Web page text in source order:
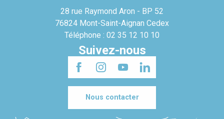
28 rue Raymond Aron - BP 52
76824 Mont-Saint-Aignan Cedex
Téléphone : 02 35 12 10 10
Suivez-nous
Nous contacter